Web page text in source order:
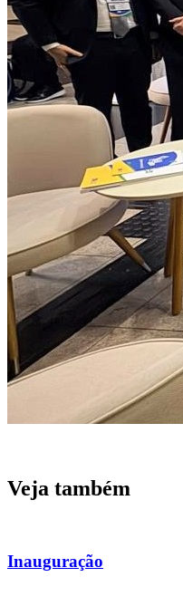
Veja também
Inauguração